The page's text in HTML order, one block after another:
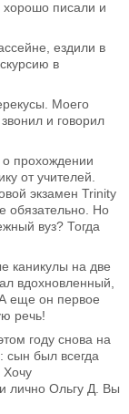
хорошо писали и
ездили в
в
Моего
и говорил
прохождении
от учителей.
экзамен Trinity
обязательно. Но
вуз? Тогда
каникулы на две
вдохновленный,
еще он первое
речь!
году снова на
сын был всегда
Хочу
лично Ольгу Д. Вы